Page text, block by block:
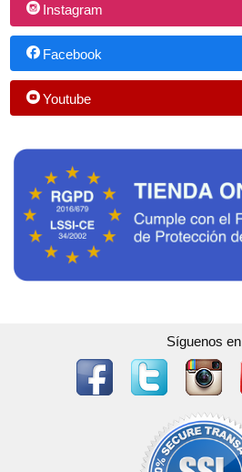
Instagram
Facebook
Youtube
Síguenos en